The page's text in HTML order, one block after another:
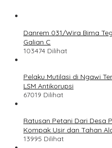
Danrem 031/Wira Bima
Galian C
103474 Dilihat
Pelaku Mutilasi di Ngawi
LSM Antikorupsi
67019 Dilihat
Ratusan Petani Dari Desa
Kompak Usir dan Tahan
13995 Dilihat